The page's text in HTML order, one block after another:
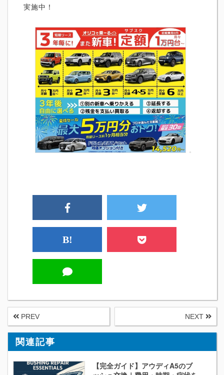
実施中！
B!
PREV NEXT
関連記事
【完全ガイド】アウディA5のブ